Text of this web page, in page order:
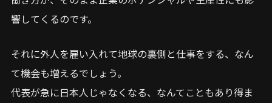
響してくるのです。
それに外人を雇い入れて地球の裏側と仕事をする、なん
て機会も増えるでしょう。
代表が急に日本人じゃなくなる、なんてこともあり得ま